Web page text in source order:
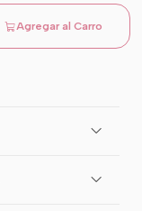
Agregar al Carro